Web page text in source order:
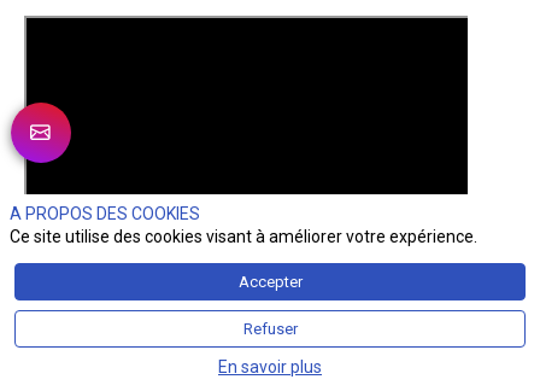
A PROPOS DES COOKIES
Ce site utilise des cookies visant à améliorer votre expérience.
Accepter
Refuser
En savoir plus